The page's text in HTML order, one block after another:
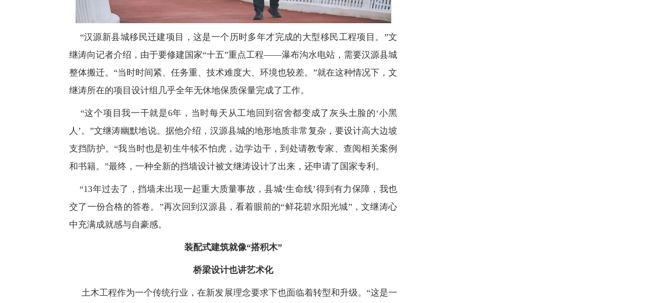
“汉源新县城移民迁建项目，这是一个历时多年才完成的大型移民工程项目。”文
继涛向记者介绍，由于要修建国家“十五”重点工程——瀑布沟水电站，需要汉源县城
整体搬迁。“当时时间紧、任务重、技术难度大、环境也较差。”就在这种情况下，文
继涛所在的项目设计组几乎全年无休地保质保量完成了工作。
“这个项目我一干就是6年，当时每天从工地回到宿舍都变成了灰头土脸的‘小黑
人’。”文继涛幽默地说。据他介绍，汉源县城的地形地质非常复杂，要设计高大边坡
支挡防护。“我当时也是初生牛犊不怕虎，边学边干，到处请教专家、查阅相关案例
和书籍。”最终，一种全新的挡墙设计被文继涛设计了出来，还申请了国家专利。
“13年过去了，挡墙未出现一起重大质量事故，县城‘生命线’得到有力保障，我也
交了一份合格的答卷。”再次回到汉源县，看着眼前的“鲜花碧水阳光城”，文继涛心
中充满成就感与自豪感。
装配式建筑就像“搭积木”
桥梁设计也讲艺术化
土木工程作为一个传统行业，在新发展理念要求下也面临着转型和升级。“这是一